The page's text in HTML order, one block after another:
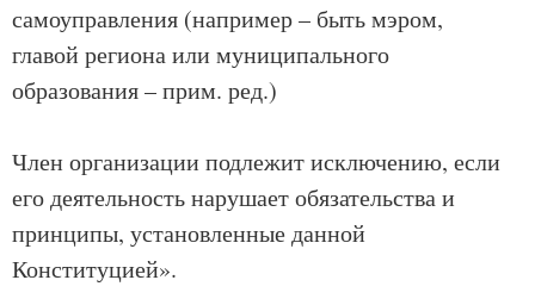
самоуправления (например – быть мэром,
главой региона или муниципального
образования – прим. ред.)
Член организации подлежит исключению, если
его деятельность нарушает обязательства и
принципы, установленные данной
Конституцией».